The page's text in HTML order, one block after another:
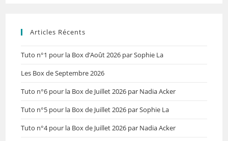
Articles Récents
Tuto n°1 pour la Box d’Août 2026 par Sophie La
Les Box de Septembre 2026
Tuto n°6 pour la Box de Juillet 2026 par Nadia Acker
Tuto n°5 pour la Box de Juillet 2026 par Sophie La
Tuto n°4 pour la Box de Juillet 2026 par Nadia Acker